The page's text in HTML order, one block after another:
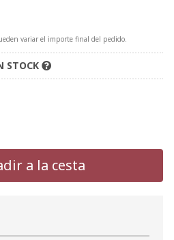
variar el importe final del pedido.
STOCK
a la cesta